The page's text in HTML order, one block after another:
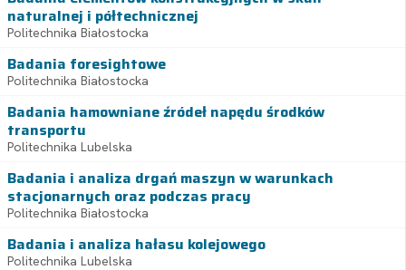
naturalnej i półtechnicznej
Politechnika Białostocka
Badania foresightowe
Politechnika Białostocka
Badania hamowniane źródeł napędu środków
transportu
Politechnika Lubelska
Badania i analiza drgań maszyn w warunkach
stacjonarnych oraz podczas pracy
Politechnika Białostocka
Badania i analiza hałasu kolejowego
Politechnika Lubelska